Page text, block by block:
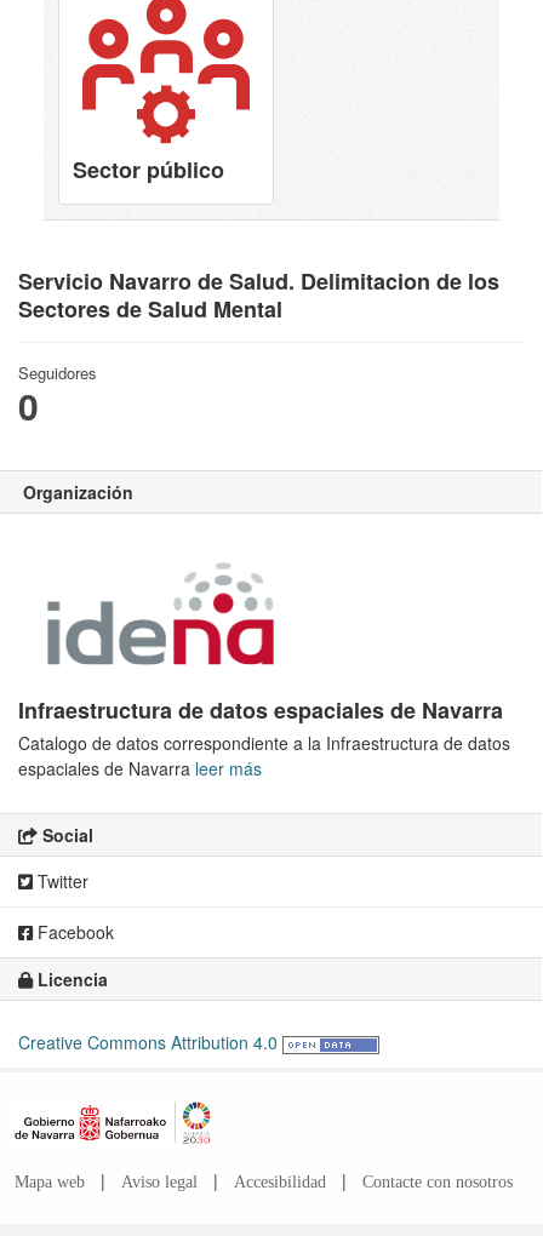
Servicio Navarro de Salud. Delimitacion de los
Sectores de Salud Mental
Seguidores
0
Organización
Infraestructura de datos espaciales de Navarra
Catalogo de datos correspondiente a la Infraestructura de datos
espaciales de Navarra leer más
Social
Twitter
Facebook
Licencia
Creative Commons Attribution 4.0
Sector público
Mapa web | Aviso legal | Accesibilidad | Contacte con nosotros